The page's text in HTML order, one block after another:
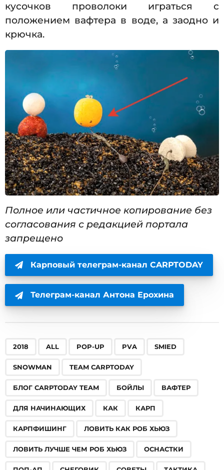
кусочков проволоки играться с
положением вафтера в воде, а заодно и
крючка.
Полное или частичное копирование без
согласования с редакцией портала
запрещено
Карповый телеграм-канал CARPTODAY
Телеграм-канал Антона Ерохина
2018 ALL POP-UP PVA SMIED
SNOWMAN TEAM CARPTODAY
БЛОГ CARPTODAY TEAM БОЙЛЫ ВАФТЕР
ДЛЯ НАЧИНАЮЩИХ КАК КАРП
КАРПФИШИНГ ЛОВИТЬ КАК РОБ ХЬЮЗ
ЛОВИТЬ ЛУЧШЕ ЧЕМ РОБ ХЬЮЗ ОСНАСТКИ